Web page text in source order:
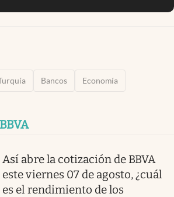
Bancos Economía
BBVA
Así abre la cotización de BBVA
este viernes 07 de agosto, ¿cuál
es el rendimiento de los